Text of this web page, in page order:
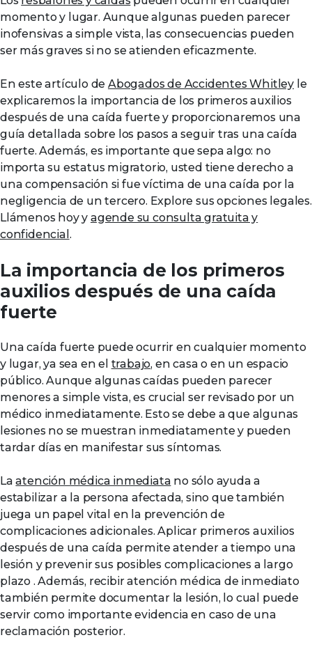
momento y lugar. Aunque algunas pueden parecer
inofensivas a simple vista, las consecuencias pueden
ser más graves si no se atienden eficazmente.
En este artículo deAbogados de Accidentes Whitley le
explicaremos la importancia de los primeros auxilios
después de una caída fuerte y proporcionaremos una
guía detallada sobre los pasos a seguir tras una caída
fuerte. Además, es importante que sepa algo: no
importa su estatus migratorio, usted tiene derecho a
una compensación si fue víctima de una caída por la
negligencia de un tercero. Explore sus opciones legales.
Llámenos hoy yagende su consulta gratuita y
confidencial .
La importancia de los primeros
auxilios después de una caída
fuerte
Una caída fuerte puede ocurrir en cualquier momento
y lugar, ya sea en el trabajo, en casa o en un espacio
público. Aunque algunas caídas pueden parecer
menores a simple vista, es crucial ser revisado por un
médico inmediatamente. Esto se debe a que algunas
lesiones no se muestran inmediatamente y pueden
tardar días en manifestar sus síntomas.
Laatención médica inmediata no sólo ayuda a
estabilizar a la persona afectada, sino que también
juega un papel vital en la prevención de
complicaciones adicionales. Aplicar primeros auxilios
después de una caída permite atender a tiempo una
lesión y prevenir sus posibles complicaciones a largo
plazo . Además, recibir atención médica de inmediato
también permite documentar la lesión, lo cual puede
servir como importante evidencia en caso de una
reclamación posterior.